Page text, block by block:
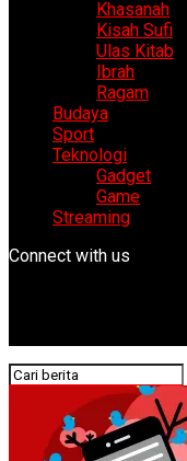
Khasanah
Kisah Sufi
Ulas Kitab
Ibrah
Ragam
Budaya
Sport
Teknologi
Gadget
Game
Streaming
Connect with us